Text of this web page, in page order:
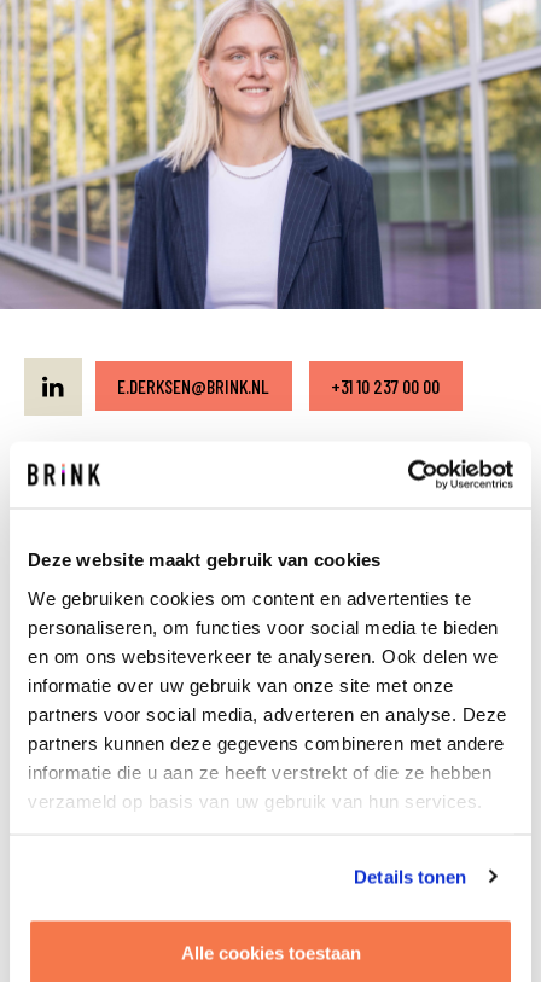
Deze website maakt gebruik van cookies
We gebruiken cookies om content en advertenties te
personaliseren, om functies voor social media te bieden
en om ons websiteverkeer te analyseren. Ook delen we
informatie over uw gebruik van onze site met onze
partners voor social media, adverteren en analyse. Deze
partners kunnen deze gegevens combineren met andere
informatie die u aan ze heeft verstrekt of die ze hebben
verzameld op basis van uw gebruik van hun services.
Details tonen
Alle cookies toestaan
E.DERKSEN@BRINK.NL +31 10 237 00 00
Esmee richt zich op de bijzondere wereld van
laboratoria en cleanrooms. Zo speelt ze een
bijgedragen aan het ontwerptraject van
Brightlands Circular House, waar ze betrokken
was bij het maken van het Programma van Eisen,
de aanbestedingsdocumenten en
budgetbewaking. Ook na het ontwerptraject bleef
ze betrokken bij dit project door bij te dragen aan
de ontwikkeling van de inbouwpakketten voor
laboratoria. Hierbij werkt ze nauw samen met
toekomstige gebruikers van de laboratoria. Met
Architecture, Urbanism and Building en een
project. Collega’s waarderen haar